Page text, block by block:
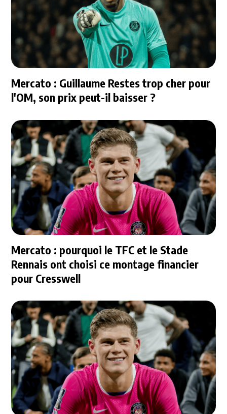
Mercato : Guillaume Restes trop cher pour
l'OM, son prix peut-il baisser ?
Mercato : pourquoi le TFC et le Stade
Rennais ont choisi ce montage financier
pour Cresswell